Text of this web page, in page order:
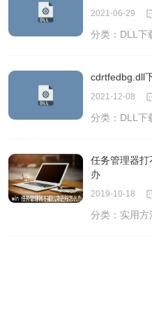
2021-06-29
分类： DLL下
cdrtfedbg.dll
2021-12-08
分类： DLL下
任务管理器打
办
2019-10-18
分类： 实用方